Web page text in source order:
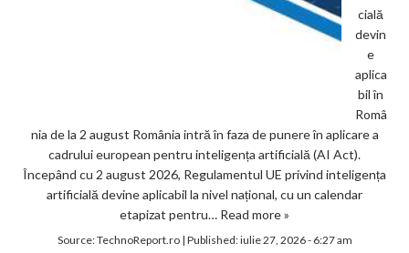
cială
devin
e
aplica
bil în
Româ
nia de la 2 august România intră în faza de punere în aplicare a
cadrului european pentru inteligența artificială (AI Act).
Începând cu 2 august 2026, Regulamentul UE privind inteligența
artificială devine aplicabil la nivel național, cu un calendar
etapizat pentru… Read more »
Source:TechnoReport.ro| Published:iulie 27, 2026 - 6:27 am